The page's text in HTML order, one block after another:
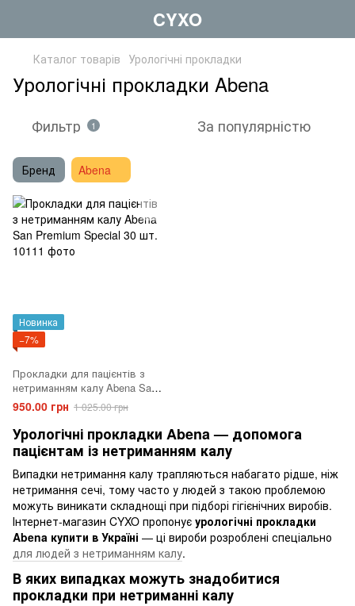
CYXO
Каталог товарів Урологічні прокладки
Урологічні прокладки Abena
Фильтр 1 За популярністю
Бренд Abena
Новинка
−7%
Прокладки для пацієнтів з
нетриманням калу Abena San
Premium Special 30 шт.
950.00 грн 1 025.00 грн
Урологічні прокладки Abena — допомога
пацієнтам із нетриманням калу
Випадки нетримання калу трапляються набагато рідше, ніж
нетримання сечі, тому часто у людей з такою проблемою
можуть виникати складнощі при підборі гігієнічних виробів.
Інтернет-магазин CYXO пропонує урологічні прокладки
Abena купити в Україні — ці вироби розроблені спеціально
для людей з нетриманням калу.
В яких випадках можуть знадобитися
прокладки при нетриманні калу